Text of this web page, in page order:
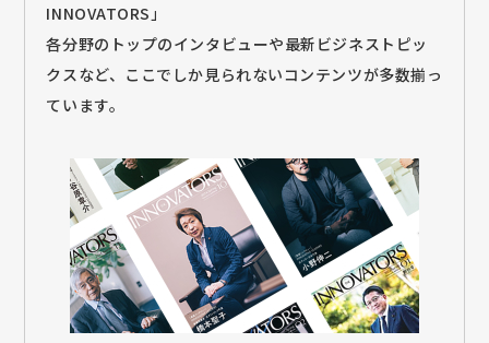
INNOVATORS」
各分野のトップのインタビューや最新ビジネストピッ
クスなど、ここでしか見られないコンテンツが多数揃っ
ています。